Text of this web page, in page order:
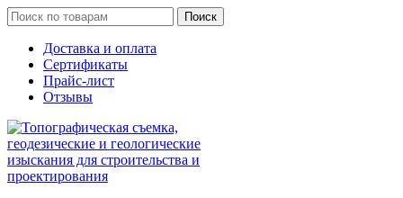
Поиск
Доставка и оплата
Сертификаты
Прайс-лист
Отзывы